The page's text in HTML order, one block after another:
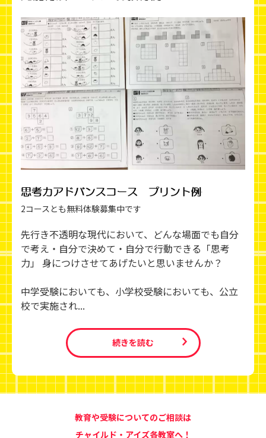
2コースとも無料体験募集中です
先行き不透明な現代において、どんな場面でも自分
で考え・自分で決めて・自分で行動できる「思考
力」 身につけさせてあげたいと思いませんか？
中学受験においても、小学校受験においても、公立
校で実施され...
続きを読む
教育や受験についてのご相談は
チャイルド・アイズ各教室へ！